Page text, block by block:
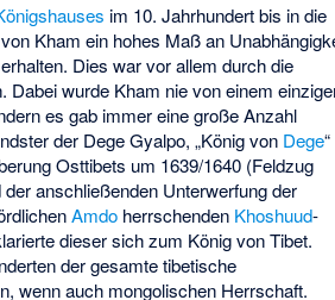
im 10. Jahrhundert bis in die
Kham ein hohes Maß an
erhalten. Dies war vor allem durch die
wurde Kham nie von einem
es gab immer eine große Anzahl
der Dege Gyalpo, „König von Dege“
Osttibets um 1639/1640 (Feldzug
anschließenden Unterwerfung der
Amdo herrschenden Khoshuud-
dieser sich zum König von Tibet.
der gesamte tibetische
wenn auch mongolischen Herrschaft.